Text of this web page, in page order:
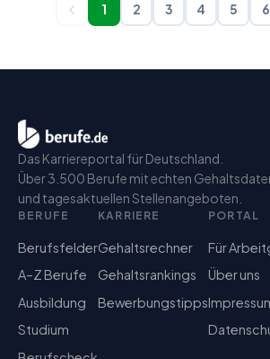
1 2 3 4 5 6
Das Karriereportal für Deutschland.
Über 3.500 Berufe mit echten
und tagesaktuellen Stellenangeboten.
BERUFE
Berufsfelder
A–Z Berufe
Ausbildung
Studium
KARRIERE
Gehaltsrechner
Gehaltsrankings
Bewerbungstipps
PORTAL
Für
Über uns